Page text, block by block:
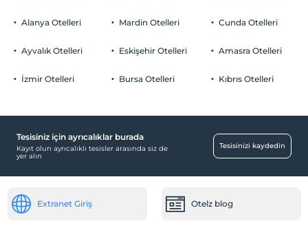
Alanya Otelleri
Ayvalık Otelleri
İzmir Otelleri
Mardin Otelleri
Eskişehir Otelleri
Bursa Otelleri
Cunda Otelleri
Amasra Otelleri
Kıbrıs Otelleri
Tesisiniz için ayrıcalıklar burada
Kayıt olun ayrıcalıklı tesisler arasında siz de
yer alın
Tesisinizi kaydedin
Extranet Giriş Otelz blog